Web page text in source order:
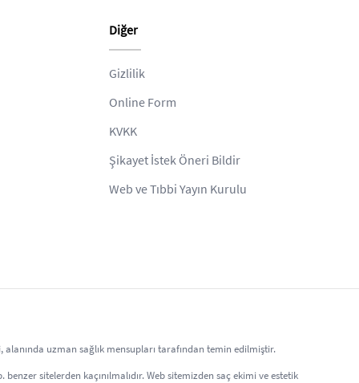
Diğer
Gizlilik
Online Form
KVKK
Şikayet İstek Öneri Bildir
Web ve Tıbbi Yayın Kurulu
alanında uzman sağlık mensupları tarafından temin edilmiştir.
sitelerden kaçınılmalıdır. Web sitemizden saç ekimi ve estetik